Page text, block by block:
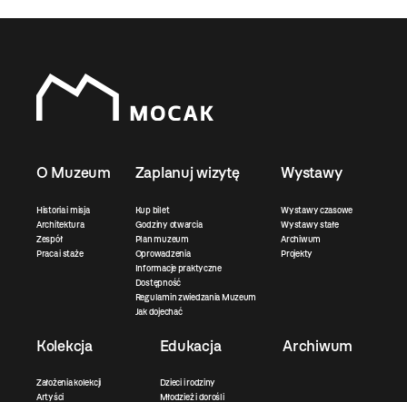
O Muzeum
Historia i misja
Architektura
Zespół
Praca i staże
Zaplanuj wizytę
Kup bilet
Godziny otwarcia
Plan muzeum
Oprowadzenia
Informacje praktyczne
Dostępność
Regulamin zwiedzania Muzeum
Jak dojechać
Wystawy
Wystawy czasowe
Wystawy stałe
Archiwum
Projekty
Kolekcja
Założenia kolekcji
Artyści
Edukacja
Dzieci i rodziny
Młodzież i dorośli
Archiwum